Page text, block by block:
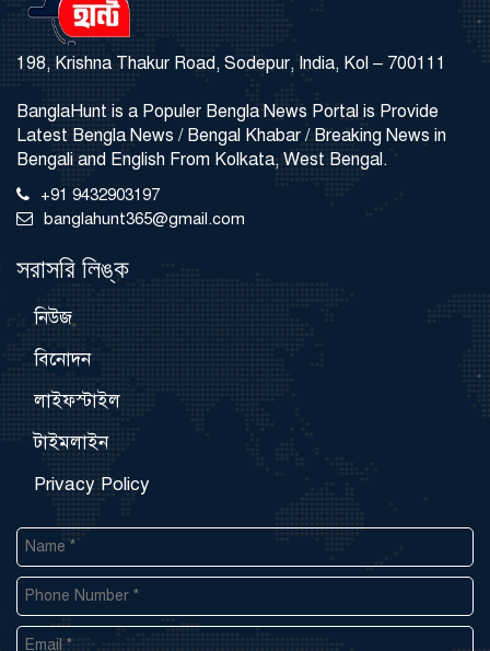
198, Krishna Thakur Road, Sodepur, India, Kol – 700111
BanglaHunt is a Populer Bengla News Portal is Provide
Latest Bengla News / Bengal Khabar / Breaking News in
Bengali and English From Kolkata, West Bengal.
+91 9432903197
banglahunt365@gmail.com
সরাসরি লিঙ্ক
নিউজ
বিনোদন
লাইফস্টাইল
টাইমলাইন
Privacy Policy